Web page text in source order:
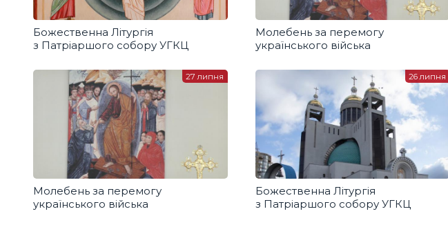
Божественна Літургія
з Патріаршого собору УГКЦ
Молебень за перемогу
українського війська
Молебень за перемогу
українського війська
27 липня
Божественна Літургія
з Патріаршого собору УГКЦ
26 липня